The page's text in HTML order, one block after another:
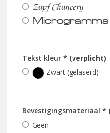
Zapf Chancery
Microgramma
Tekst kleur * (verplicht)
Zwart (gelaserd)
Bevestigingsmateriaal *
Geen